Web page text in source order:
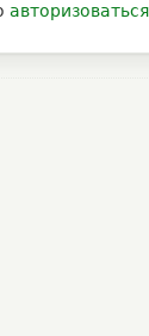
авторизоваться